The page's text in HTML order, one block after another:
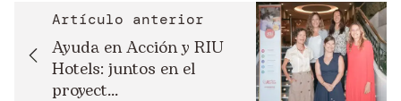
Artículo anterior
Ayuda en Acción y RIU
Hotels: juntos en el
proyect...